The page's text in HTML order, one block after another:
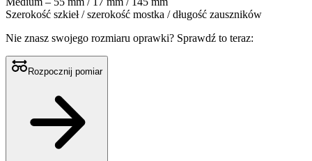
Szerokość szkieł / szerokość mostka / długość zauszników
Nie znasz swojego rozmiaru oprawki? Sprawdź to teraz:
Rozpocznij pomiar